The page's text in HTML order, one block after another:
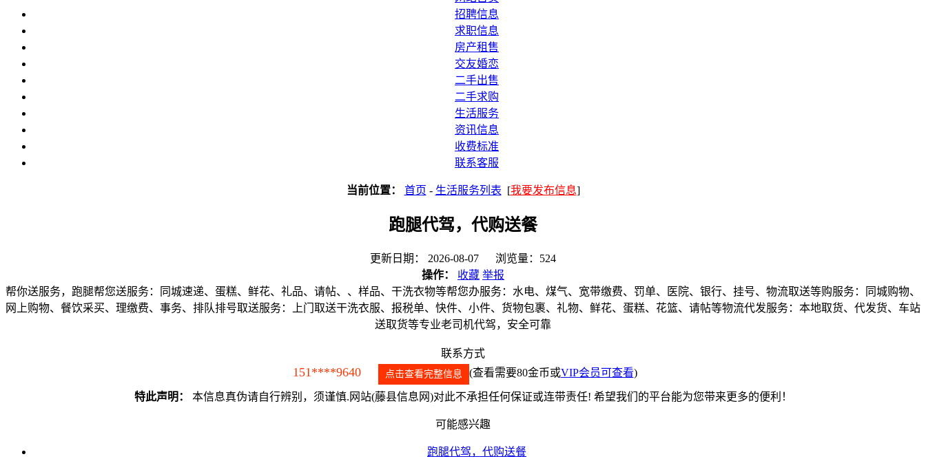
招聘信息
求职信息
房产租售
交友婚恋
二手出售
二手求购
生活服务
资讯信息
收费标准
联系客服
当前位置： 首页 - 生活服务列表 [我要发布信息]
跑腿代驾，代购送餐
更新日期： 2026-08-07 浏览量：524
操作：
收藏 举报
帮你送服务，跑腿帮您送服务：同城速递、蛋糕、鲜花、礼品、请帖、、样品、干洗衣物等帮您办服务：水电、煤气、宽带缴费、罚单、医院、银行、挂号、物流取送等购服务：同城购物、
网上购物、餐饮采买、理缴费、事务、排队排号取送服务：上门取送干洗衣服、报税单、快件、小件、货物包裹、礼物、鲜花、蛋糕、花篮、请帖等物流代发服务：本地取货、代发货、车站
送取货等专业老司机代驾，安全可靠
联系方式
151****9640 点击查看完整信息 (查看需要80金币或VIP会员可查看)
特此声明： 本信息真伪请自行辨别，须谨慎.网站(藤县信息网)对此不承担任何保证或连带责任! 希望我们的平台能为您带来更多的便利！
可能感兴趣
跑腿代驾，代购送餐